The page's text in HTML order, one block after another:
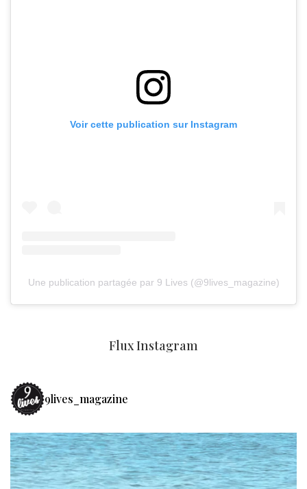
Voir cette publication sur Instagram
Une publication partagée par 9 Lives (@9lives_magazine)
Flux Instagram
9lives_magazine